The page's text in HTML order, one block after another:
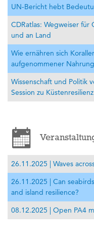
UN-Bericht hebt
CDRatlas: Wegweiser
und an Land
Wie ernähren sich
aufgenommener
Wissenschaft und Politik
Session zu
26.11.2025 | Waves
26.11.2025 | Can
and island resilience?
08.12.2025 | Open PA4